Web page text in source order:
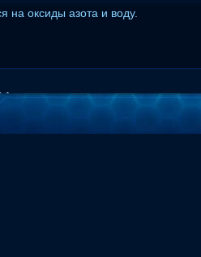
на оксиды азота и воду.